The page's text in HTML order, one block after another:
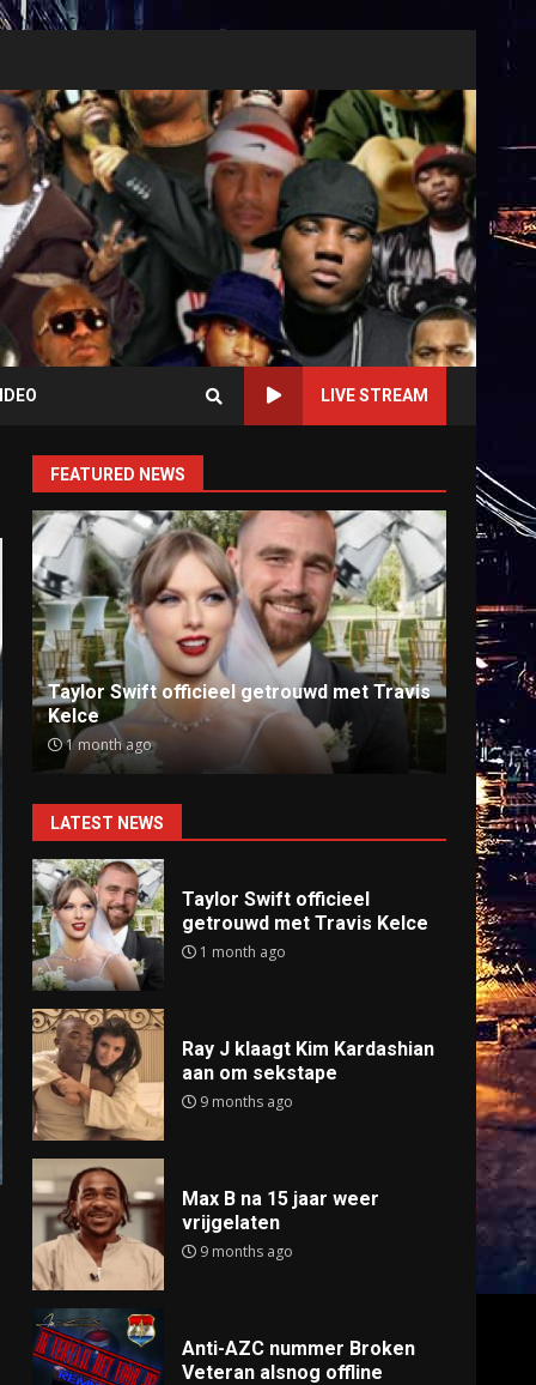
LIVE STREAM
FEATURED NEWS
Ray J klaagt Kim Kardashian aan om
sekstape
9 months ago
Anti-
9
LATEST NEWS
Taylor Swift officieel
getrouwd met Travis Kelce
1 month ago
Ray J klaagt Kim Kardashian
aan om sekstape
9 months ago
Max B na 15 jaar weer
vrijgelaten
9 months ago
Anti-AZC nummer Broken
Veteran alsnog offline